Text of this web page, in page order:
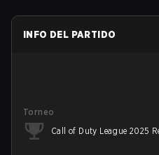
INFO DEL PARTIDO
Torneo
Call of Duty League 2025